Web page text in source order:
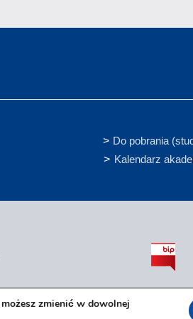
Do pobrania
Kalendarz
zmienić w dowolnej